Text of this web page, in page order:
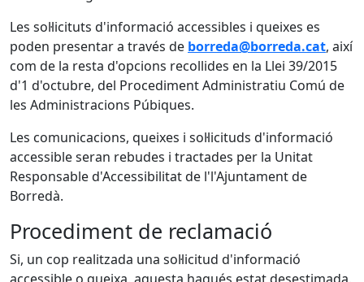
Les sol·licituts d'informació accessibles i queixes es
poden presentar a través de borreda@borreda.cat, així
com de la resta d'opcions recollides en la Llei 39/2015
d'1 d'octubre, del Procediment Administratiu Comú de
les Administracions Púbiques.
Les comunicacions, queixes i sol·licituds d'informació
accessible seran rebudes i tractades per la Unitat
Responsable d'Accessibilitat de l'l'Ajuntament de
Borredà.
Procediment de reclamació
Si, un cop realitzada una sol·licitud d'informació